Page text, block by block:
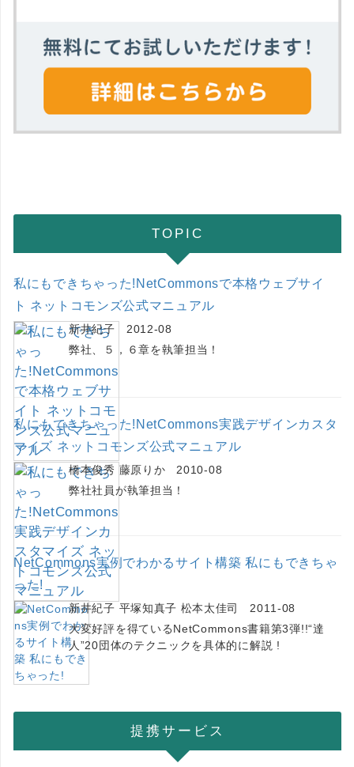
TOPIC
私にもできちゃった!NetCommonsで本格ウェブサイ
ト ネットコモンズ公式マニュアル
新井紀子 2012-08
弊社、５，６章を執筆担当！
私にもできちゃった!NetCommons実践デザインカスタ
マイズ ネットコモンズ公式マニュアル
橋本俊秀 藤原りか 2010-08
弊社社員が執筆担当！
NetCommons実例でわかるサイト構築 私にもできちゃ
った!
新井紀子 平塚知真子 松本太佳司 2011-08
大変好評を得ているNetCommons書籍第3弾!!“達
人”20団体のテクニックを具体的に解説 !
提携サービス